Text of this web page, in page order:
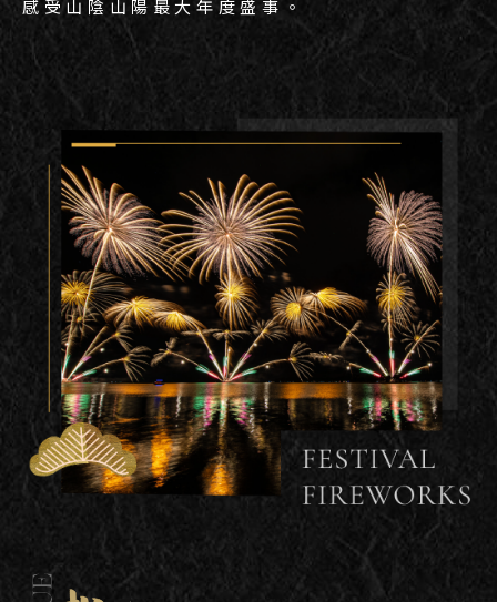
感受山陰山陽最大年度盛事。